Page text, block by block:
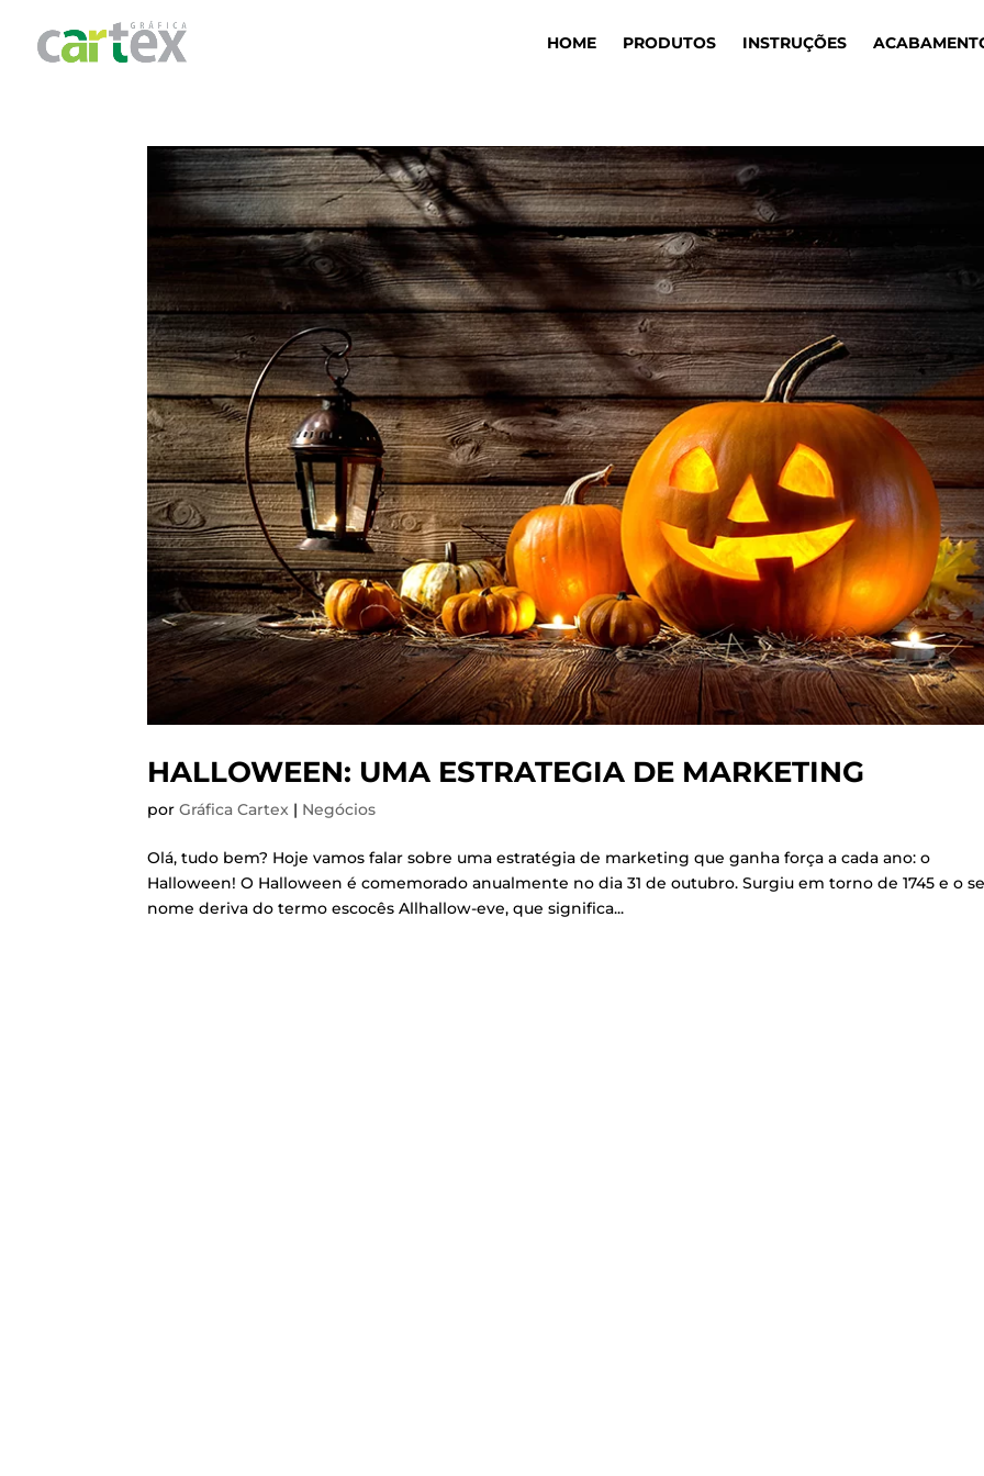
HOME PRODUTOS INSTRUÇÕES
HALLOWEEN: UMA ESTRATEGIA DE MARKETING
porGráfica Cartex | Negócios
Olá, tudo bem? Hoje vamos falar sobre uma estratégia de marketing que ganha força a cada ano: o
Halloween! O Halloween é comemorado anualmente no dia 31 de outubro. Surgiu em torno de 1745 e o
nome deriva do termo escocês Allhallow-eve, que significa...